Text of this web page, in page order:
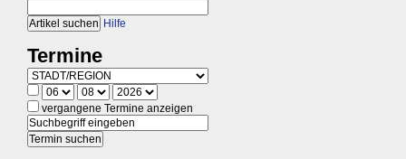
Hilfe
Termine
vergangene Termine anzeigen